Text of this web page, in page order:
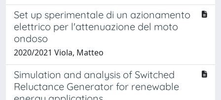
Set up sperimentale di un azionamento
elettrico per l'attenuazione del moto
ondoso
2020/2021 Viola, Matteo
Simulation and analysis of Switched
Reluctance Generator for renewable